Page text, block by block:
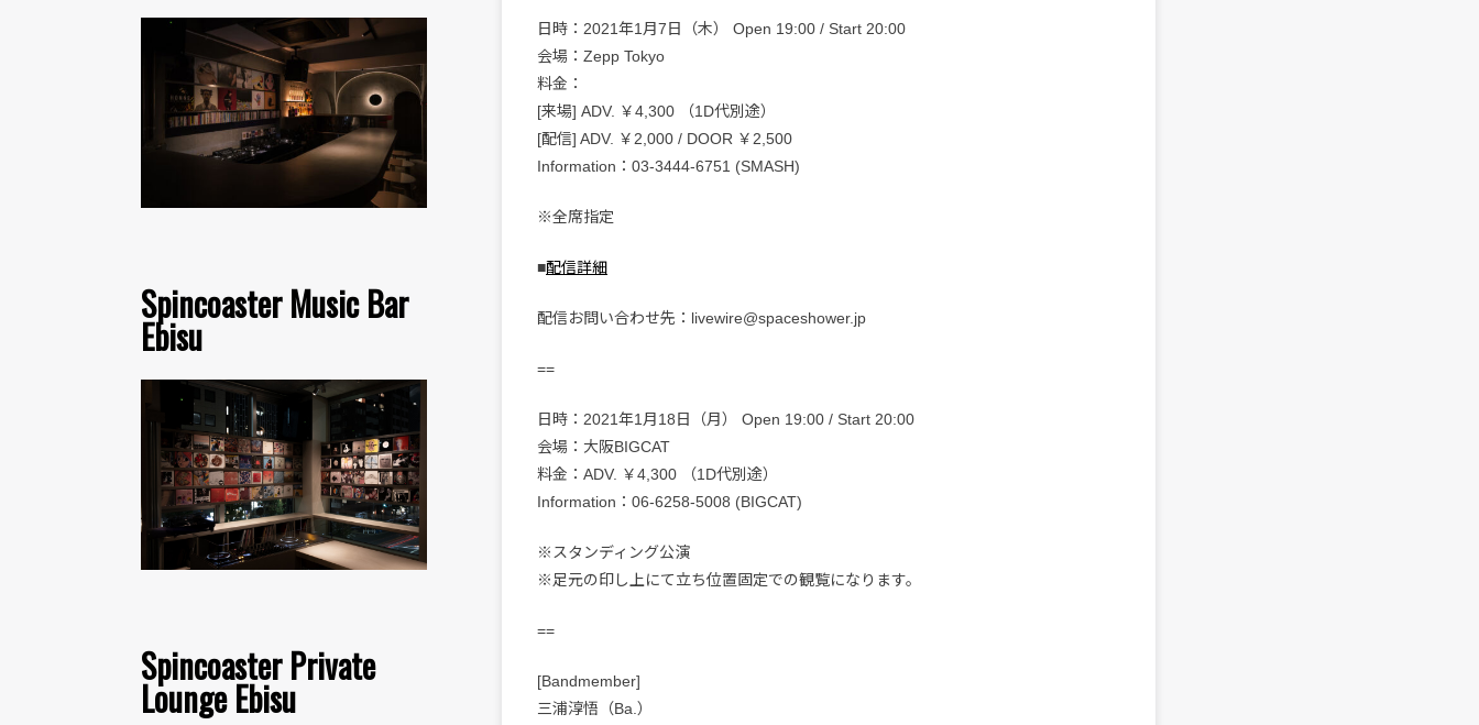
Spincoaster Music Bar
Ebisu
Spincoaster Private
Lounge Ebisu
日時：2021年1月7日（木） Open 19:00 / Start 20:00
会場：Zepp Tokyo
料金：
[来場] ADV. ￥4,300 （1D代別途）
[配信] ADV. ￥2,000 / DOOR ￥2,500
Information：03-3444-6751 (SMASH)
※全席指定
■配信詳細
配信お問い合わせ先：livewire@spaceshower.jp
==
日時：2021年1月18日（月） Open 19:00 / Start 20:00
会場：大阪BIGCAT
料金：ADV. ￥4,300 （1D代別途）
Information：06-6258-5008 (BIGCAT)
※スタンディング公演
※足元の印し上にて立ち位置固定での観覧になります。
==
[Bandmember]
三浦淳悟（Ba.）